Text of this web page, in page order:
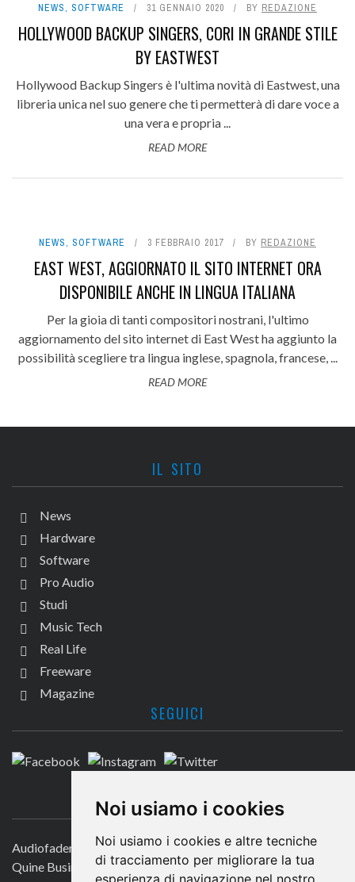
Noi usiamo i cookies
Noi usiamo i cookies e altre tecniche
di tracciamento per migliorare la tua
esperienza di navigazione nel nostro
NEWS, SOFTWARE 31 GENNAIO 2020 BY REDAZIONE
HOLLYWOOD BACKUP SINGERS, CORI IN GRANDE STILE
BY EASTWEST
Hollywood Backup Singers è l'ultima novità di Eastwest, una
libreria unica nel suo genere che ti permetterà di dare voce a
una vera e propria ...
READ MORE
NEWS, SOFTWARE 3 FEBBRAIO 2017 BY REDAZIONE
EAST WEST, AGGIORNATO IL SITO INTERNET ORA
DISPONIBILE ANCHE IN LINGUA ITALIANA
Per la gioia di tanti compositori nostrani, l'ultimo
aggiornamento del sito internet di East West ha aggiunto la
possibilità scegliere tra lingua inglese, spagnola, francese, ...
READ MORE
IL SITO
News
Hardware
Software
Pro Audio
Studi
Music Tech
Real Life
Freeware
Magazine
SEGUICI
CONTATTACI
Audiofader.com
Quine Business Publisher